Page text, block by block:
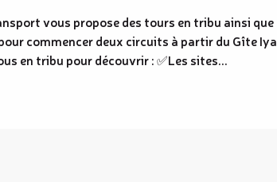
vous propose des tours en tribu ainsi que
commencer deux circuits à partir du Gîte Iya
en tribu pour découvrir : ✅Les sites...